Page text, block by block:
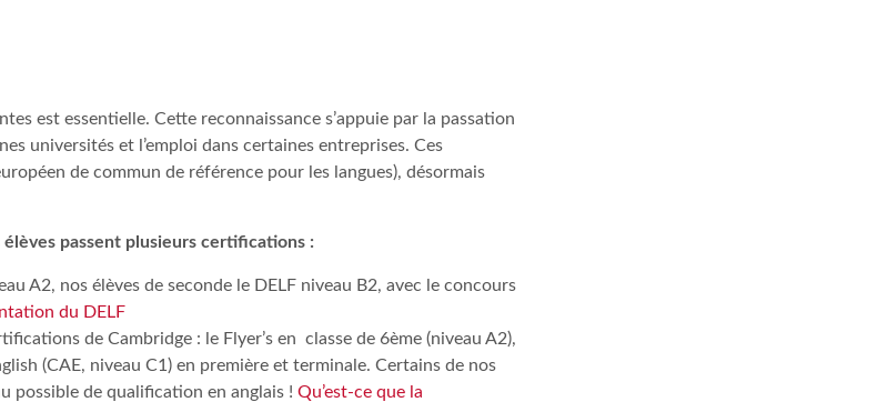
est essentielle. Cette reconnaissance s’appuie par la passation
universités et l’emploi dans certaines entreprises. Ces
de commun de référence pour les langues), désormais
passent plusieurs certifications :
A2, nos élèves de seconde le DELF niveau B2, avec le concours
du DELF
de Cambridge : le Flyer’s en classe de 6ème (niveau A2),
(CAE, niveau C1) en première et terminale. Certains de nos
possible de qualification en anglais ! Qu’est-ce que la